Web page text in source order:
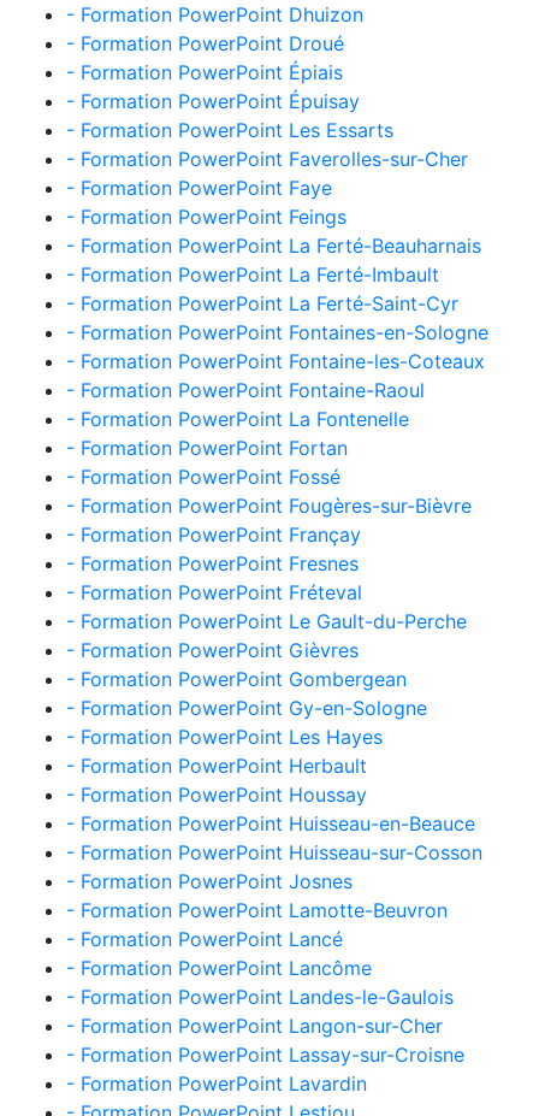
- Formation PowerPoint Dhuizon
- Formation PowerPoint Droué
- Formation PowerPoint Épiais
- Formation PowerPoint Épuisay
- Formation PowerPoint Les Essarts
- Formation PowerPoint Faverolles-sur-Cher
- Formation PowerPoint Faye
- Formation PowerPoint Feings
- Formation PowerPoint La Ferté-Beauharnais
- Formation PowerPoint La Ferté-Imbault
- Formation PowerPoint La Ferté-Saint-Cyr
- Formation PowerPoint Fontaines-en-Sologne
- Formation PowerPoint Fontaine-les-Coteaux
- Formation PowerPoint Fontaine-Raoul
- Formation PowerPoint La Fontenelle
- Formation PowerPoint Fortan
- Formation PowerPoint Fossé
- Formation PowerPoint Fougères-sur-Bièvre
- Formation PowerPoint Françay
- Formation PowerPoint Fresnes
- Formation PowerPoint Fréteval
- Formation PowerPoint Le Gault-du-Perche
- Formation PowerPoint Gièvres
- Formation PowerPoint Gombergean
- Formation PowerPoint Gy-en-Sologne
- Formation PowerPoint Les Hayes
- Formation PowerPoint Herbault
- Formation PowerPoint Houssay
- Formation PowerPoint Huisseau-en-Beauce
- Formation PowerPoint Huisseau-sur-Cosson
- Formation PowerPoint Josnes
- Formation PowerPoint Lamotte-Beuvron
- Formation PowerPoint Lancé
- Formation PowerPoint Lancôme
- Formation PowerPoint Landes-le-Gaulois
- Formation PowerPoint Langon-sur-Cher
- Formation PowerPoint Lassay-sur-Croisne
- Formation PowerPoint Lavardin